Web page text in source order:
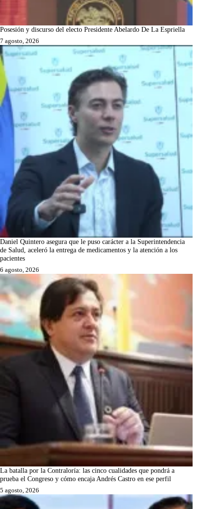
Posesión y discurso del electo Presidente Abelardo De La Espriella
7 agosto, 2026
Daniel Quintero asegura que le puso carácter a la Superintendencia
de Salud, aceleró la entrega de medicamentos y la atención a los
pacientes
6 agosto, 2026
La batalla por la Contraloría: las cinco cualidades que pondrá a
prueba el Congreso y cómo encaja Andrés Castro en ese perfil
5 agosto, 2026